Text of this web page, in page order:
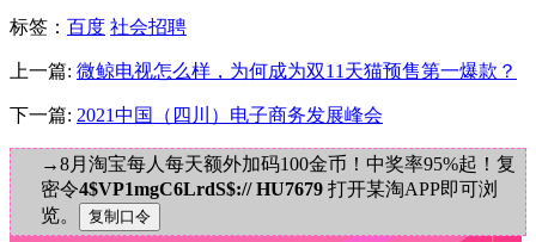
标签 ： 百度 社会招聘
上一篇: 微鲸电视怎么样，为何成为双11天猫预售第一爆款？
下一篇: 2021中国（四川）电子商务发展峰会
→8月淘宝每人每天额外加码100金币！中奖率95%起！复
密令4$VP1mgC6LrdS$:// HU7679 打开某淘APP即可浏
览。